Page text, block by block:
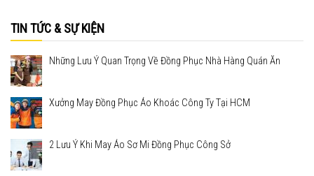
TIN TỨC & SỰ KIỆN
Những Lưu Ý Quan Trọng Về Đồng Phục Nhà Hàng Quán Ăn
Xưởng May Đồng Phục Áo Khoác Công Ty Tại HCM
2 Lưu Ý Khi May Áo Sơ Mi Đồng Phục Công Sở